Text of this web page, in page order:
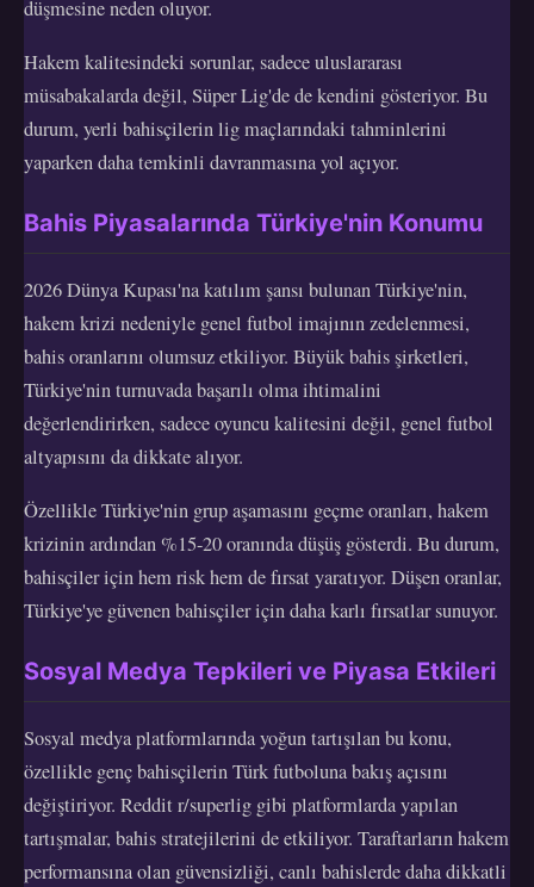
düşmesine neden oluyor.
Hakem kalitesindeki sorunlar, sadece uluslararası
müsabakalarda değil, Süper Lig'de de kendini gösteriyor. Bu
durum, yerli bahisçilerin lig maçlarındaki tahminlerini
yaparken daha temkinli davranmasına yol açıyor.
Bahis Piyasalarında Türkiye'nin Konumu
2026 Dünya Kupası'na katılım şansı bulunan Türkiye'nin,
hakem krizi nedeniyle genel futbol imajının zedelenmesi,
bahis oranlarını olumsuz etkiliyor. Büyük bahis şirketleri,
Türkiye'nin turnuvada başarılı olma ihtimalini
değerlendirirken, sadece oyuncu kalitesini değil, genel futbol
altyapısını da dikkate alıyor.
Özellikle Türkiye'nin grup aşamasını geçme oranları, hakem
krizinin ardından %15-20 oranında düşüş gösterdi. Bu durum,
bahisçiler için hem risk hem de fırsat yaratıyor. Düşen oranlar,
Türkiye'ye güvenen bahisçiler için daha karlı fırsatlar sunuyor.
Sosyal Medya Tepkileri ve Piyasa Etkileri
Sosyal medya platformlarında yoğun tartışılan bu konu,
özellikle genç bahisçilerin Türk futboluna bakış açısını
değiştiriyor. Reddit r/superlig gibi platformlarda yapılan
tartışmalar, bahis stratejilerini de etkiliyor. Taraftarların hakem
performansına olan güvensizliği, canlı bahislerde daha dikkatli